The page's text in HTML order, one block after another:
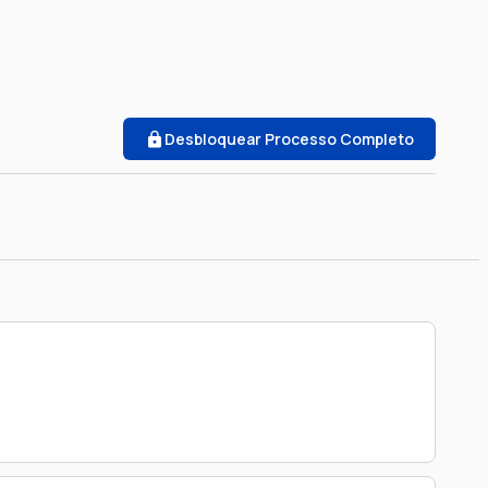
Desbloquear Processo Completo